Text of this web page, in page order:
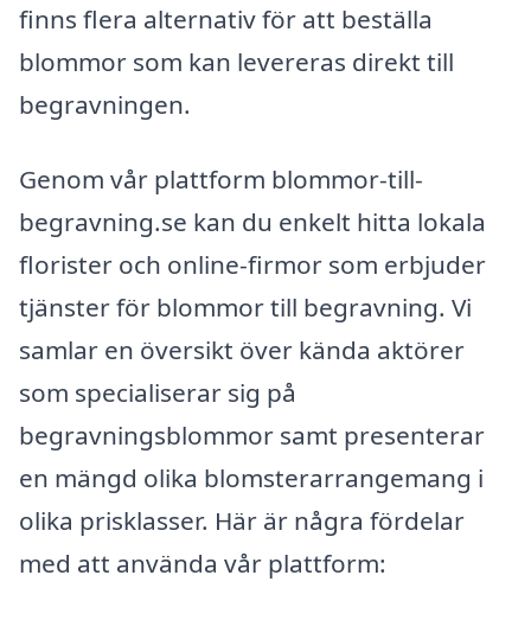
finns flera alternativ för att beställa
blommor som kan levereras direkt till
begravningen.
Genom vår plattform blommor-till-
begravning.se kan du enkelt hitta lokala
florister och online-firmor som erbjuder
tjänster för blommor till begravning. Vi
samlar en översikt över kända aktörer
som specialiserar sig på
begravningsblommor samt presenterar
en mängd olika blomsterarrangemang i
olika prisklasser. Här är några fördelar
med att använda vår plattform: